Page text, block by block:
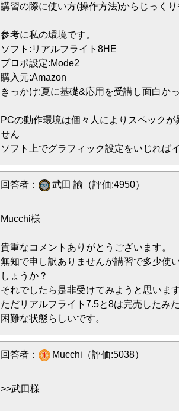
講習の際に使い方(操作方法)からじっく
参考に私の環境です。
ソフト:リアルフライト8HE
プロポ設定:Mode2
購入元:Amazon
きっかけ:夏に基礎&応用を受講し面白か
PCの動作環境は個々人によりスペック
せん
ソフト上でグラフィック設定をいじれば
回答者： 武田 諭（評価:4950）
Mucchi様
貴重なコメントありがとうございます。
無知で申し訳ありませんが講習で多少使
しょうか？
それでしたら是非受けてみようと思いま
ただリアルフライト7.5と8は完売したみ
困難な状態らしいです。
回答者： Mucchi（評価:5038）
>>武田様